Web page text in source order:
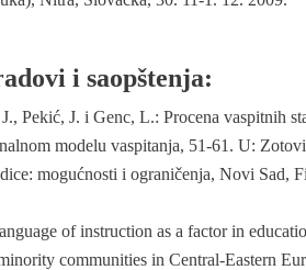
i saopštenja:
Pekić, J. i Genc, L.: Procena vaspitnih
modelu vaspitanja, 51-61. U:
mogućnosti i ograničenja, Novi Sad,
of instruction as a factor in
communities in Central-Eastern